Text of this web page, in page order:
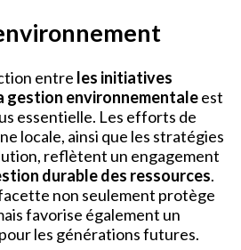
entre les initiatives
gestion environnementaleest
essentielle. Les efforts de
locale, ainsi que les stratégies
reflètent un engagement
durable des ressources.
non seulement protège
favorise également un
les générations futures.